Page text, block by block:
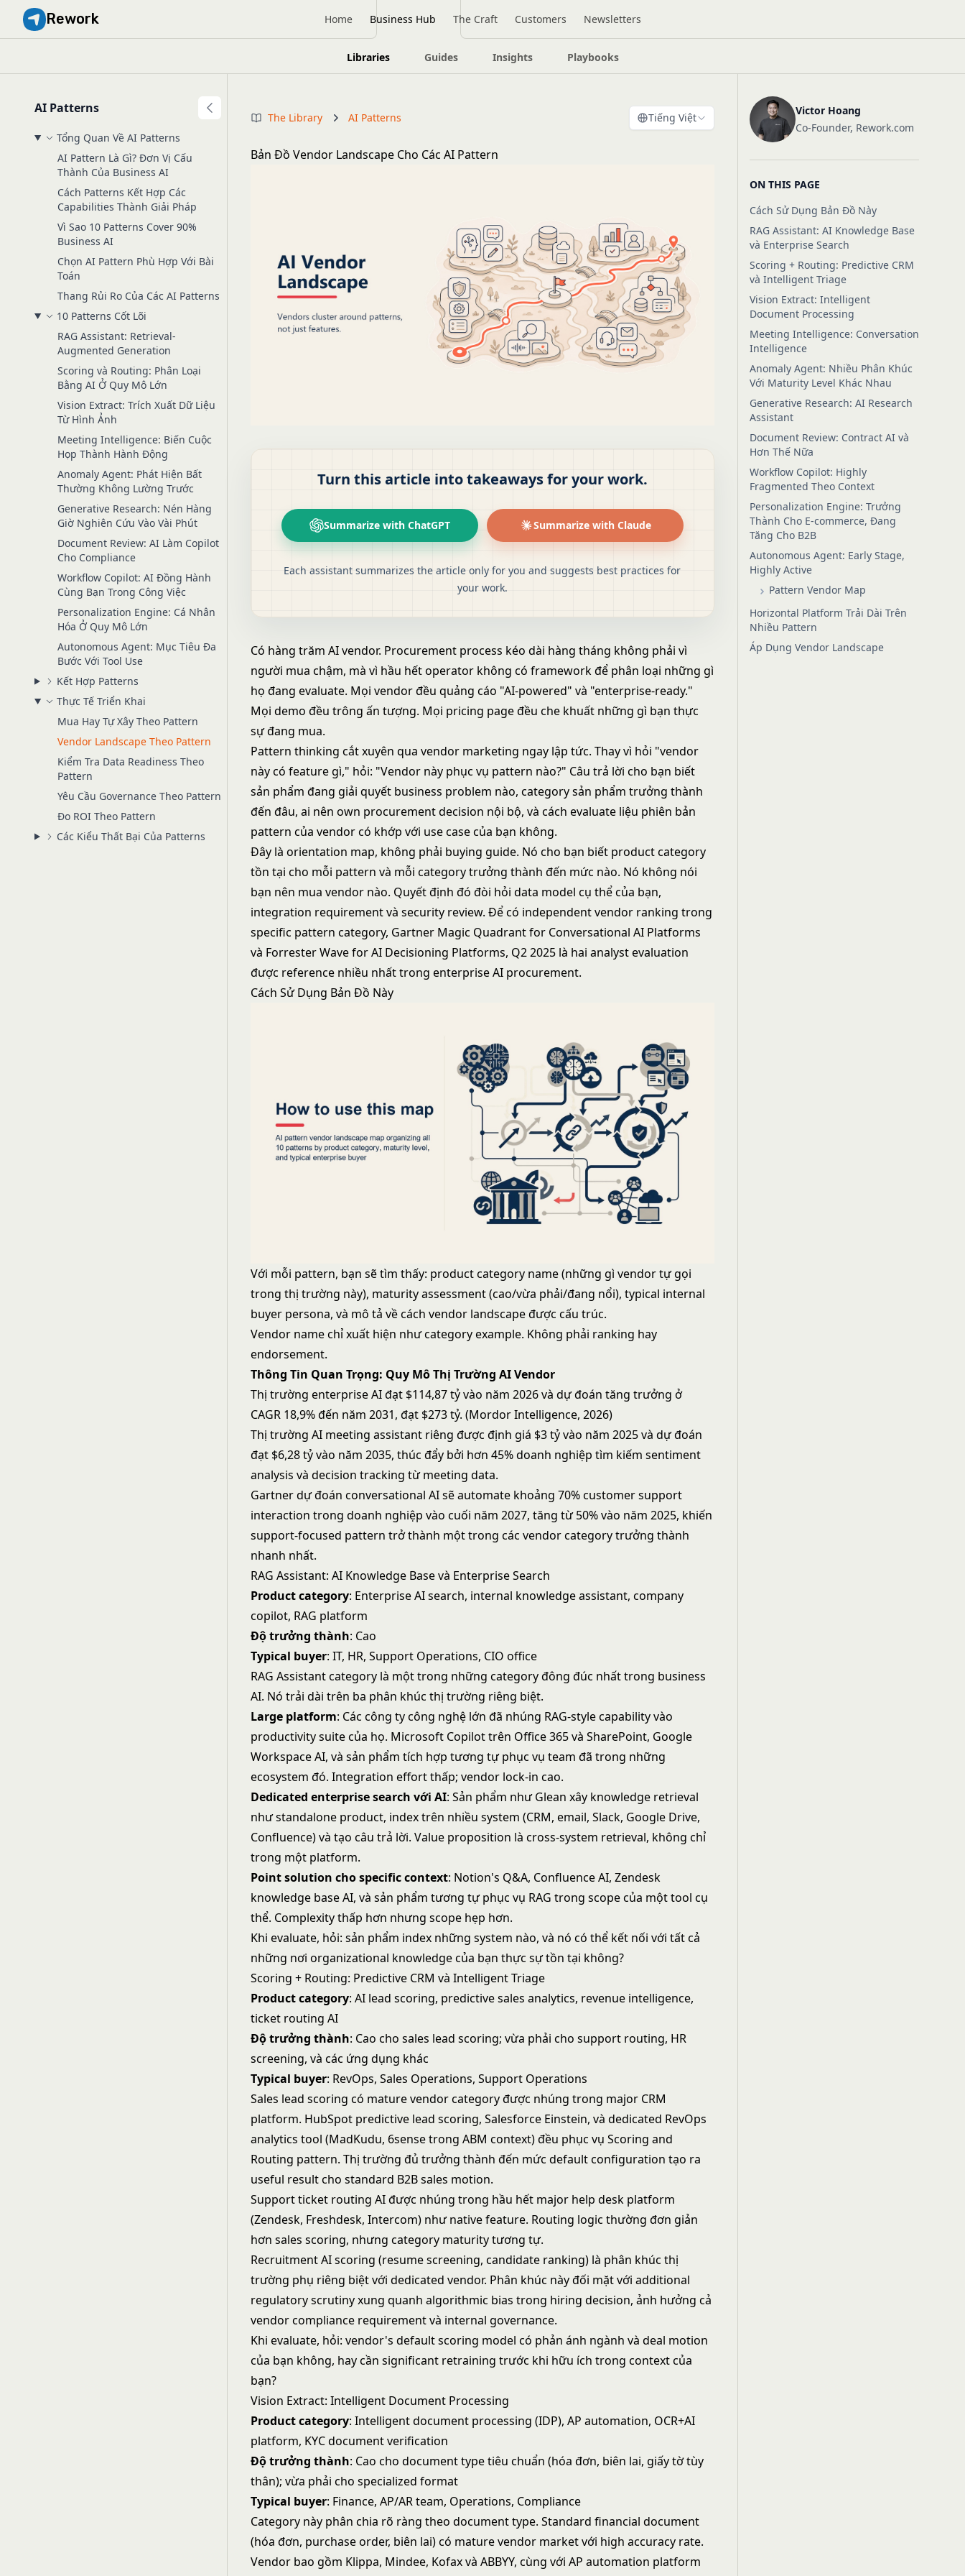
Rework Home Business Hub The Craft Customers Newsletters
Libraries Guides Insights Playbooks
AI Patterns
Tổng Quan Về AI Patterns
AI Pattern Là Gì? Đơn Vị Cấu
Thành Của Business AI
Cách Patterns Kết Hợp Các
Capabilities Thành Giải Pháp
Vì Sao 10 Patterns Cover 90%
Business AI
Chọn AI Pattern Phù Hợp Với Bài
Toán
Thang Rủi Ro Của Các AI Patterns
10 Patterns Cốt Lõi
RAG Assistant: Retrieval-
Augmented Generation
Scoring và Routing: Phân Loại
Bằng AI Ở Quy Mô Lớn
Vision Extract: Trích Xuất Dữ Liệu
Từ Hình Ảnh
Meeting Intelligence: Biến Cuộc
Họp Thành Hành Động
Anomaly Agent: Phát Hiện Bất
Thường Không Lường Trước
Generative Research: Nén Hàng
Giờ Nghiên Cứu Vào Vài Phút
Document Review: AI Làm Copilot
Cho Compliance
Workflow Copilot: AI Đồng Hành
Cùng Bạn Trong Công Việc
Personalization Engine: Cá Nhân
Hóa Ở Quy Mô Lớn
Autonomous Agent: Mục Tiêu Đa
Bước Với Tool Use
Kết Hợp Patterns
Thực Tế Triển Khai
Mua Hay Tự Xây Theo Pattern
Vendor Landscape Theo Pattern
Kiểm Tra Data Readiness Theo
Pattern
Yêu Cầu Governance Theo Pattern
Đo ROI Theo Pattern
Các Kiểu Thất Bại Của Patterns
The Library AI Patterns Tiếng Việt
Bản Đồ Vendor Landscape Cho Các AI Pattern
Turn this article into takeaways for your work.
Summarize with ChatGPT Summarize with Claude
Each assistant summarizes the article only for you and suggests best practices for
your work.
Có hàng trăm AI vendor. Procurement process kéo dài hàng tháng không phải vì
người mua chậm, mà vì hầu hết operator không có framework để phân loại những gì
họ đang evaluate. Mọi vendor đều quảng cáo "AI-powered" và "enterprise-ready."
Mọi demo đều trông ấn tượng. Mọi pricing page đều che khuất những gì bạn thực
sự đang mua.
Pattern thinking cắt xuyên qua vendor marketing ngay lập tức. Thay vì hỏi "vendor
này có feature gì," hỏi: "Vendor này phục vụ pattern nào?" Câu trả lời cho bạn biết
sản phẩm đang giải quyết business problem nào, category sản phẩm trưởng thành
đến đâu, ai nên own procurement decision nội bộ, và cách evaluate liệu phiên bản
pattern của vendor có khớp với use case của bạn không.
Đây là orientation map, không phải buying guide. Nó cho bạn biết product category
tồn tại cho mỗi pattern và mỗi category trưởng thành đến mức nào. Nó không nói
bạn nên mua vendor nào. Quyết định đó đòi hỏi data model cụ thể của bạn,
integration requirement và security review. Để có independent vendor ranking trong
specific pattern category, Gartner Magic Quadrant for Conversational AI Platforms
và Forrester Wave for AI Decisioning Platforms, Q2 2025 là hai analyst evaluation
được reference nhiều nhất trong enterprise AI procurement.
Cách Sử Dụng Bản Đồ Này
Với mỗi pattern, bạn sẽ tìm thấy: product category name (những gì vendor tự gọi
trong thị trường này), maturity assessment (cao/vừa phải/đang nổi), typical internal
buyer persona, và mô tả về cách vendor landscape được cấu trúc.
Vendor name chỉ xuất hiện như category example. Không phải ranking hay
endorsement.
Thông Tin Quan Trọng: Quy Mô Thị Trường AI Vendor
Thị trường enterprise AI đạt $114,87 tỷ vào năm 2026 và dự đoán tăng trưởng ở
CAGR 18,9% đến năm 2031, đạt $273 tỷ. (Mordor Intelligence, 2026)
Thị trường AI meeting assistant riêng được định giá $3 tỷ vào năm 2025 và dự đoán
đạt $6,28 tỷ vào năm 2035, thúc đẩy bởi hơn 45% doanh nghiệp tìm kiếm sentiment
analysis và decision tracking từ meeting data.
Gartner dự đoán conversational AI sẽ automate khoảng 70% customer support
interaction trong doanh nghiệp vào cuối năm 2027, tăng từ 50% vào năm 2025, khiến
support-focused pattern trở thành một trong các vendor category trưởng thành
nhanh nhất.
RAG Assistant: AI Knowledge Base và Enterprise Search
Product category: Enterprise AI search, internal knowledge assistant, company
copilot, RAG platform
Độ trưởng thành: Cao
Typical buyer: IT, HR, Support Operations, CIO office
RAG Assistant category là một trong những category đông đúc nhất trong business
AI. Nó trải dài trên ba phân khúc thị trường riêng biệt.
Large platform: Các công ty công nghệ lớn đã nhúng RAG-style capability vào
productivity suite của họ. Microsoft Copilot trên Office 365 và SharePoint, Google
Workspace AI, và sản phẩm tích hợp tương tự phục vụ team đã trong những
ecosystem đó. Integration effort thấp; vendor lock-in cao.
Dedicated enterprise search với AI: Sản phẩm như Glean xây knowledge retrieval
như standalone product, index trên nhiều system (CRM, email, Slack, Google Drive,
Confluence) và tạo câu trả lời. Value proposition là cross-system retrieval, không chỉ
trong một platform.
Point solution cho specific context: Notion's Q&A, Confluence AI, Zendesk
knowledge base AI, và sản phẩm tương tự phục vụ RAG trong scope của một tool cụ
thể. Complexity thấp hơn nhưng scope hẹp hơn.
Khi evaluate, hỏi: sản phẩm index những system nào, và nó có thể kết nối với tất cả
những nơi organizational knowledge của bạn thực sự tồn tại không?
Scoring + Routing: Predictive CRM và Intelligent Triage
Product category: AI lead scoring, predictive sales analytics, revenue intelligence,
ticket routing AI
Độ trưởng thành: Cao cho sales lead scoring; vừa phải cho support routing, HR
screening, và các ứng dụng khác
Typical buyer: RevOps, Sales Operations, Support Operations
Sales lead scoring có mature vendor category được nhúng trong major CRM
platform. HubSpot predictive lead scoring, Salesforce Einstein, và dedicated RevOps
analytics tool (MadKudu, 6sense trong ABM context) đều phục vụScoring and
Routing pattern. Thị trường đủ trưởng thành đến mức default configuration tạo ra
useful result cho standard B2B sales motion.
Support ticket routing AI được nhúng trong hầu hết major help desk platform
(Zendesk, Freshdesk, Intercom) như native feature. Routing logic thường đơn giản
hơn sales scoring, nhưng category maturity tương tự.
Recruitment AI scoring (resume screening, candidate ranking) là phân khúc thị
trường phụ riêng biệt với dedicated vendor. Phân khúc này đối mặt với additional
regulatory scrutiny xung quanh algorithmic bias trong hiring decision, ảnh hưởng cả
vendor compliance requirement và internal governance.
Khi evaluate, hỏi: vendor's default scoring model có phản ánh ngành và deal motion
của bạn không, hay cần significant retraining trước khi hữu ích trong context của
bạn?
Vision Extract: Intelligent Document Processing
Product category: Intelligent document processing (IDP), AP automation, OCR+AI
platform, KYC document verification
Độ trưởng thành: Cao cho document type tiêu chuẩn (hóa đơn, biên lai, giấy tờ tùy
thân); vừa phải cho specialized format
Typical buyer: Finance, AP/AR team, Operations, Compliance
Category này phân chia rõ ràng theo document type. Standard financial document
(hóa đơn, purchase order, biên lai) có mature vendor market với high accuracy rate.
Vendor bao gồm Klippa, Mindee, Kofax và ABBYY, cùng với AP automation platform
Victor Hoang
Co-Founder, Rework.com
ON THIS PAGE
Cách Sử Dụng Bản Đồ Này
RAG Assistant: AI Knowledge Base
và Enterprise Search
Scoring + Routing: Predictive CRM
và Intelligent Triage
Vision Extract: Intelligent
Document Processing
Meeting Intelligence: Conversation
Intelligence
Anomaly Agent: Nhiều Phân Khúc
Với Maturity Level Khác Nhau
Generative Research: AI Research
Assistant
Document Review: Contract AI và
Hơn Thế Nữa
Workflow Copilot: Highly
Fragmented Theo Context
Personalization Engine: Trưởng
Thành Cho E-commerce, Đang
Tăng Cho B2B
Autonomous Agent: Early Stage,
Highly Active
Pattern Vendor Map
Horizontal Platform Trải Dài Trên
Nhiều Pattern
Áp Dụng Vendor Landscape